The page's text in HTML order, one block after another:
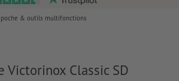
poche & outils multifonctions
Victorinox Classic SD